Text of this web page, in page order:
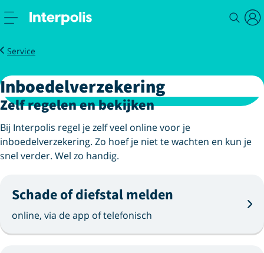
Service
Inboedelverzekering
Inboedelverzekering
Zelf regelen en bekijken
Bij Interpolis regel je zelf veel online voor je
inboedelverzekering. Zo hoef je niet te wachten en kun je
snel verder. Wel zo handig.
Schade of diefstal melden
online, via de app of telefonisch